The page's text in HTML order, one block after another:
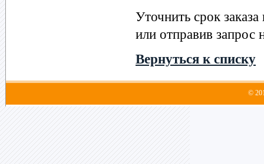
Уточнить срок
или отправив запрос
Вернуться к списку
©